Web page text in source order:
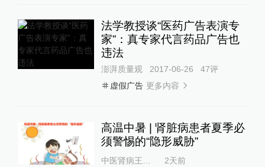
法学教授谈“医药广告表演专
家”：真专家代言药品广告也
违法
澎湃质量观 2017-06-26 47评
虚假广告 更多内容
高温中暑 | 肾脏病患者夏季必
须警惕的“隐形威胁”
中医肾病王云满 2天前